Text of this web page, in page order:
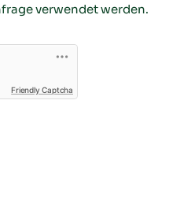
verwendet werden.
Friendly Captcha